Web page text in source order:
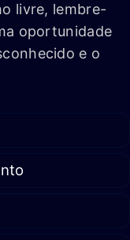
livre, lembre-
oportunidade
e o